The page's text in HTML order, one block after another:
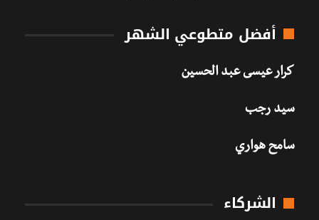
أفضل متطوعي الشهر
كرار عيسى عبد الحسين
سيد رجب
سامح هواري
الشركاء